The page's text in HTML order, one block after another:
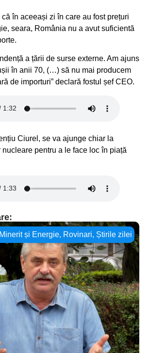
în aceeași zi în care au fost prețuri
seara, România nu a avut suficientă
a țării de surse externe. Am ajuns
în anii 70, (…) să nu mai producem
de importuri” declară fostul șef CEO.
Ciurel, se va ajunge chiar la
pentru a le face loc în piață
Minerit și Energie, Rovinari, Știrile zilei
aici textul pentru
aici
aici
aici
subti